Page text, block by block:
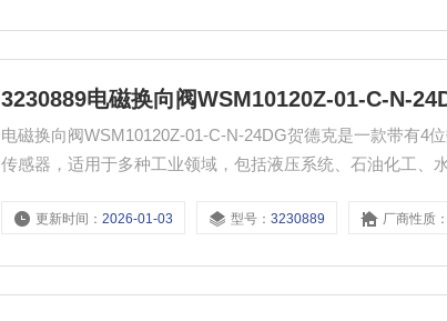
3230889电磁换向阀WSM10120Z-01-C-N-
电磁换向阀WSM10120Z-01-C-N-24DG贺德克是一款带有4
传感器，适用于多种工业领域，包括液压系统、石油化工、
更新时间：2026-01-03 型号：3230889 厂商性质